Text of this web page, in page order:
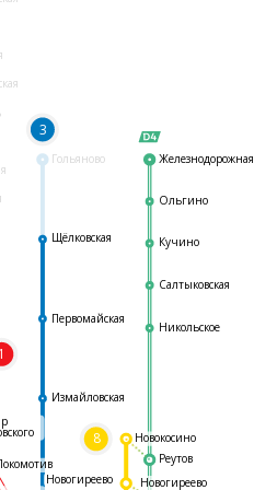
Гольяново
3
8
Железнодорожная
Ольгино
Кучино
Салтыковская
Никольское
Реутов
Измайловская
Первомайская
Щёлковская
Новогиреево
Новогиреево
Новокосино